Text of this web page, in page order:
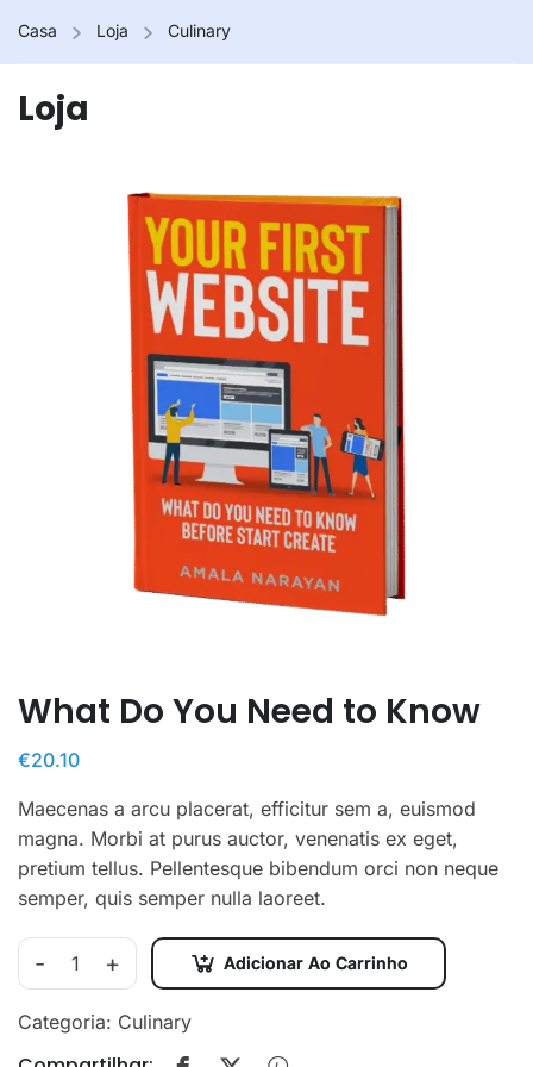
Casa Loja Culinary
Loja
What Do You Need to Know
€20.10
Maecenas a arcu placerat, efficitur sem a, euismod
magna. Morbi at purus auctor, venenatis ex eget,
pretium tellus. Pellentesque bibendum orci non neque
semper, quis semper nulla laoreet.
-
What
You
+ Adicionar Ao Carrinho
Categoria: Culinary